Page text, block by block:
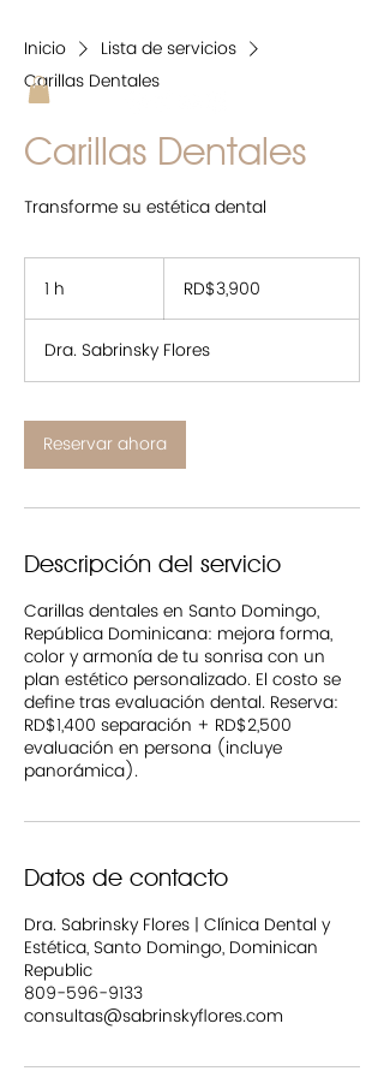
Inicio
Lista de servicios
Carillas Dentales
Carillas Dentales
Transforme su estética dental
1 h
dominicanos
RD$3,900
Dra. Sabrinsky Flores
Reservar ahora
Descripción del servicio
Carillas dentales en Santo Domingo,
República Dominicana: mejora forma,
color y armonía de tu sonrisa con un
plan estético personalizado. El costo se
define tras evaluación dental. Reserva:
RD$1,400 separación + RD$2,500
evaluación en persona (incluye
panorámica).
Datos de contacto
Dra. Sabrinsky Flores | Clínica Dental y
Estética, Santo Domingo, Dominican
Republic
809-596-9133
consultas@sabrinskyflores.com